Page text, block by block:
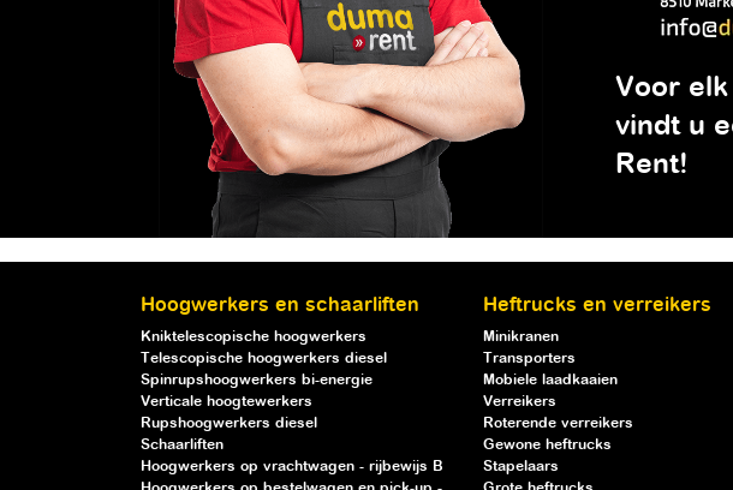
Voor
vindt u
Rent!
Hoogwerkers en schaarliften
Kniktelescopische hoogwerkers
Telescopische hoogwerkers diesel
Spinrupshoogwerkers bi-energie
Verticale hoogtewerkers
Rupshoogwerkers diesel
Schaarliften
Hoogwerkers op vrachtwagen - rijbewijs B
Heftrucks en verreikers
Minikranen
Transporters
Mobiele laadkaaien
Verreikers
Roterende verreikers
Gewone heftrucks
Stapelaars